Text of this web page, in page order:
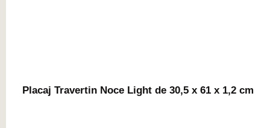
Placaj Travertin Noce Light de 30,5 x 61 x 1,2 cm